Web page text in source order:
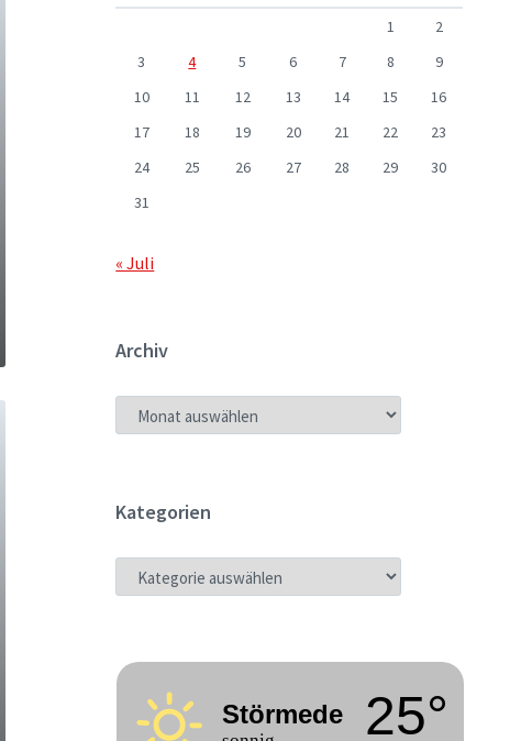
1
2
3
4 5 6 7 8
9
10
11 12 13 14 15
16
17
18 19 20 21 22
23
24
25 26 27 28 29
30
31
« Juli
Archiv
ARCHIV
Kategorien
KATEGORIEN
Störmede 25°